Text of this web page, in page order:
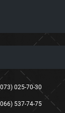
025-70-30
537-74-75